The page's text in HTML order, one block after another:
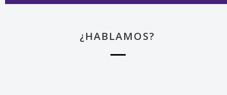
¿HABLAMOS?